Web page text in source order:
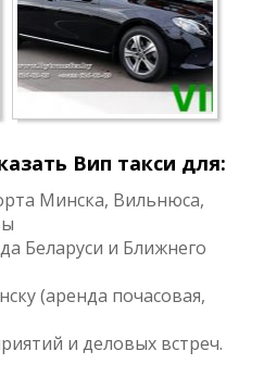
Вип такси для:
Минска, Вильнюса,
Беларуси и Ближнего
(аренда почасовая,
и деловых встреч.